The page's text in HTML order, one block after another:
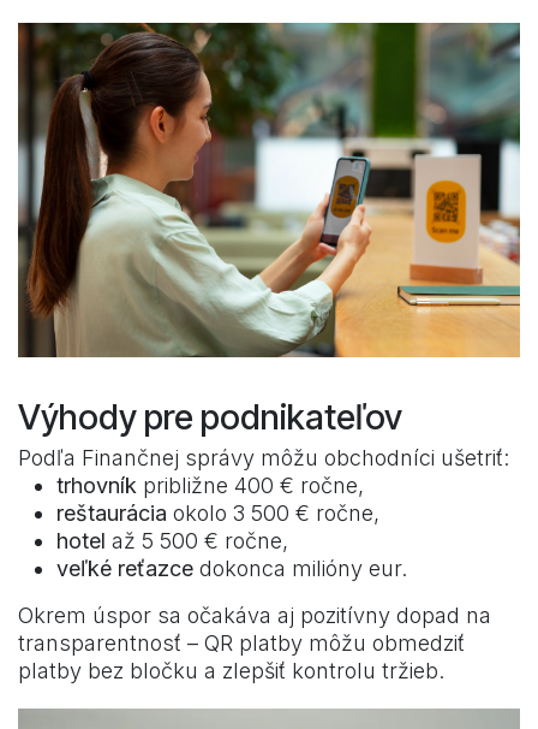
Výhody pre podnikateľov
Podľa Finančnej správy môžu obchodníci ušetriť:
trhovník približne 400 € ročne,
reštaurácia okolo 3 500 € ročne,
hotel až 5 500 € ročne,
veľké reťazce dokonca milióny eur.
Okrem úspor sa očakáva aj pozitívny dopad na
transparentnosť – QR platby môžu obmedziť
platby bez bločku a zlepšiť kontrolu tržieb.